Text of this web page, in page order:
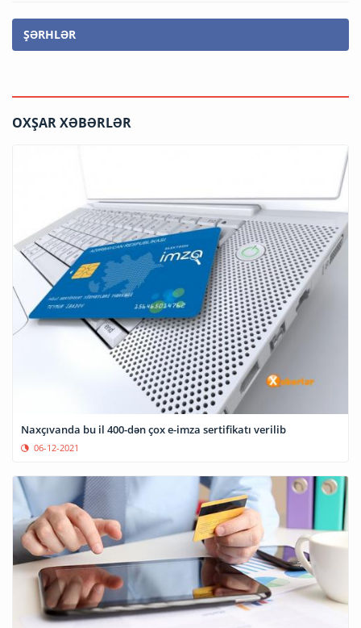
ŞƏRHLƏR
OXŞAR XƏBƏRLƏR
Naxçıvanda bu il 400-dən çox e-imza sertifikatı verilib
06-12-2021